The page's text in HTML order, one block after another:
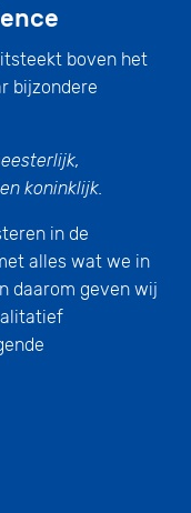
boven het
bijzondere
koninklijk.
in de
alles wat we in
daarom geven wij